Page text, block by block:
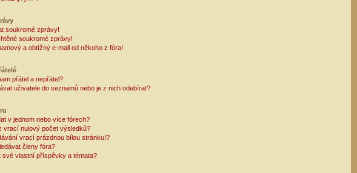
soukromé zprávy!
soukromé zprávy!
a obtížný e-mail od někoho z fóra!
přátel a nepřátel?
uživatele do seznamů nebo je z nich odebírat?
v jednom nebo více fórech?
vrací nulový počet výsledků?
vrací prázdnou bílou stránku!?
členy fóra?
své vlastní příspěvky a témata?